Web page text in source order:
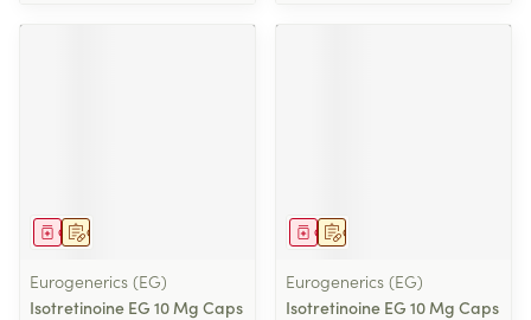
Op voorschrift
Geneesmiddel
Eurogenerics (EG)
Isotretinoine EG 10 Mg Caps
Op voorschrift
Geneesmiddel
Eurogenerics (EG)
Isotretinoine EG 10 Mg Caps